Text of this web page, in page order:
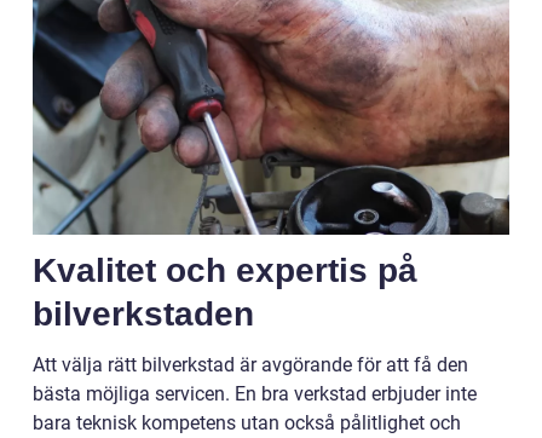
Kvalitet och expertis på
bilverkstaden
Att välja rätt bilverkstad är avgörande för att få den
bästa möjliga servicen. En bra verkstad erbjuder inte
bara teknisk kompetens utan också pålitlighet och